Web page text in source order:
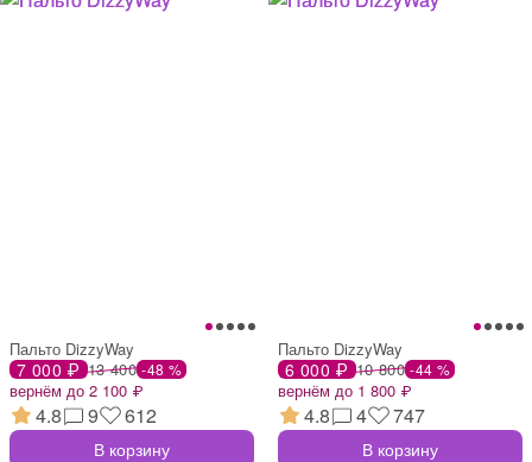
Пальто DizzyWay
7 000 ₽ 13 400 -48 %
вернём до 2 100 ₽
4.8 9 612
В корзину
Пальто DizzyWay
6 000 ₽ 10 800 -44 %
вернём до 1 800 ₽
4.8 4 747
В корзину